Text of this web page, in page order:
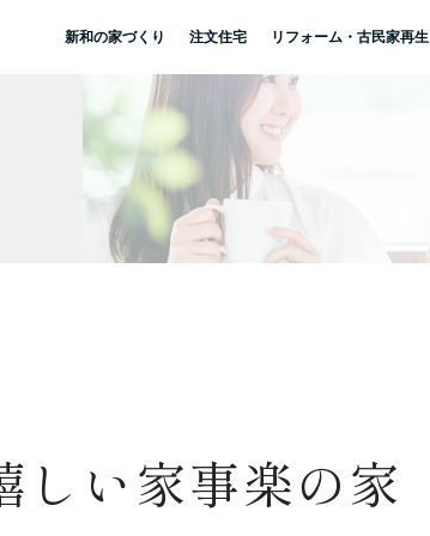
新和の家づくり 注文住宅 リフォーム・古民家再生
しい家事楽の家